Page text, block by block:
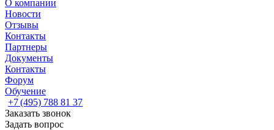
О компании
Новости
Отзывы
Контакты
Партнеры
Документы
Контакты
Форум
Обучение
+7 (495) 788 81 37
Заказать звонок
Задать вопрос